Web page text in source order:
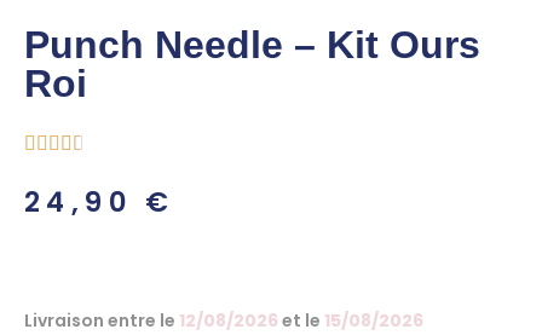
Punch Needle – Kit Ours
Roi
    
24,90 €
Livraison entre le 12/08/2026 et le 15/08/2026